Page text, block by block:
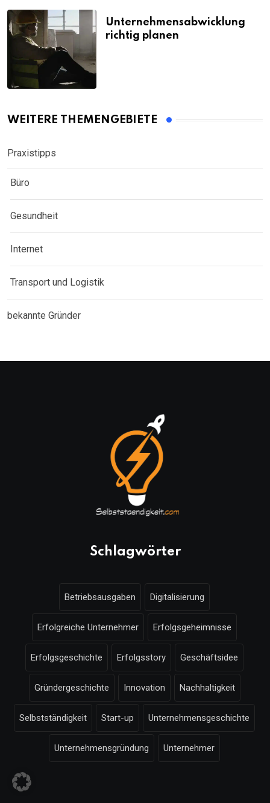
Unternehmensabwicklung
richtig planen
WEITERE THEMENGEBIETE
Praxistipps
Büro
Gesundheit
Internet
Transport und Logistik
bekannte Gründer
Schlagwörter
Betriebsausgaben Digitalisierung
Erfolgreiche Unternehmer Erfolgsgeheimnisse
Erfolgsgeschichte Erfolgsstory Geschäftsidee
Gründergeschichte Innovation Nachhaltigkeit
Selbstständigkeit Start-up Unternehmensgeschichte
Unternehmensgründung Unternehmer